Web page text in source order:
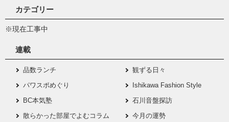
カテゴリー
※現在工事中
連載
品数ランチ
観ずる日々
パワスポめぐり
Ishikawa Fashion Style
BC本気塾
石川音盤探訪
散らかった部屋でよむコラム
今月の運勢